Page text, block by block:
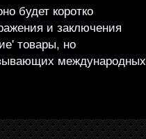
будет коротко
и заключения
товары, но
международных